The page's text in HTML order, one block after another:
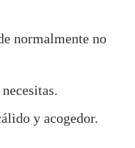
normalmente no
y acogedor.